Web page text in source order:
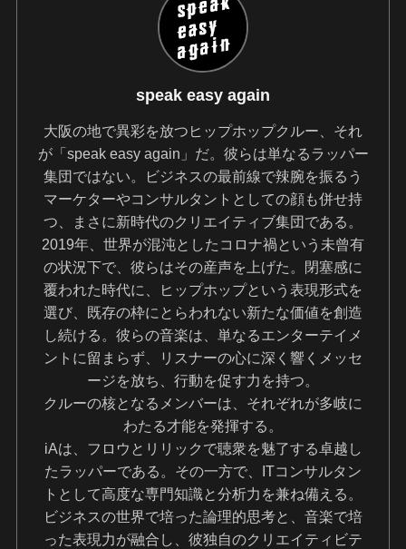
speak easy again
大阪の地で異彩を放つヒップホップクルー、それ
が「speak easy again」だ。彼らは単なるラッパー
集団ではない。ビジネスの最前線で辣腕を振るう
マーケターやコンサルタントとしての顔も併せ持
つ、まさに新時代のクリエイティブ集団である。
2019年、世界が混沌としたコロナ禍という未曾有
の状況下で、彼らはその産声を上げた。閉塞感に
覆われた時代に、ヒップホップという表現形式を
選び、既存の枠にとらわれない新たな価値を創造
し続ける。彼らの音楽は、単なるエンターテイメ
ントに留まらず、リスナーの心に深く響くメッセ
ージを放ち、行動を促す力を持つ。
クルーの核となるメンバーは、それぞれが多岐に
わたる才能を発揮する。
iAは、フロウとリリックで聴衆を魅了する卓越し
たラッパーである。その一方で、ITコンサルタン
トとして高度な専門知識と分析力を兼ね備える。
ビジネスの世界で培った論理的思考と、音楽で培
った表現力が融合し、彼独自のクリエイティビテ